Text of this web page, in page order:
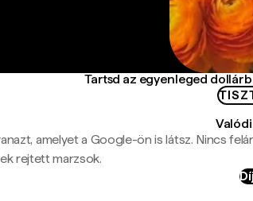
Tartsd az egyenleged
amelyet a Google-ön is látsz. Nincs
rejtett marzsok.